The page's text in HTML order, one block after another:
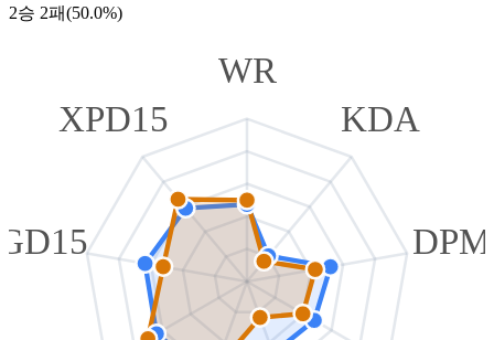
2승 2패(50.0%)
WR
KDA
DPM
XPD15